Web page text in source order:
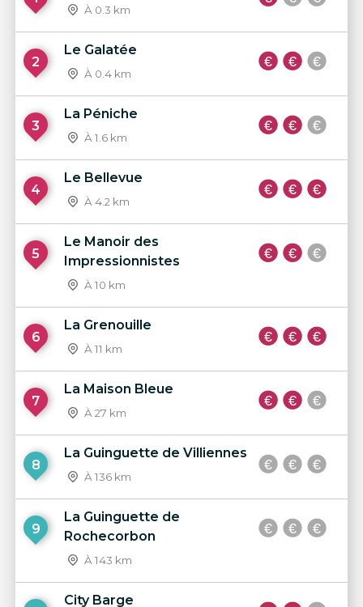
À 0.3 km
2
Le Galatée
À 0.4 km
3
La Péniche
À 1.6 km
4
Le Bellevue
À 4.2 km
5
Le Manoir des
Impressionnistes
À 10 km
6
La Grenouille
À 11 km
7
La Maison Bleue
À 27 km
8
La Guinguette de Villiennes
À 136 km
9
La Guinguette de
Rochecorbon
À 143 km
City Barge